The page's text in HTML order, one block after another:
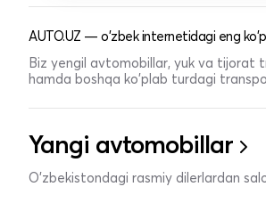
AUTO.UZ — o'zbek internetidagi eng
Biz yengil avtomobillar, yuk va tijorat
hamda boshqa ko'plab turdagi
Yangi avtomobillar
O'zbekistondagi rasmiy dilerlardan